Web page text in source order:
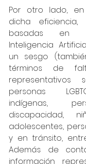
Por otro lado,
dicha eficiencia,
basadas en
Inteligencia
un sesgo
términos de
representativos
personas
indígenas,
discapacidad,
adolescentes,
y en tránsito,
Además de
información